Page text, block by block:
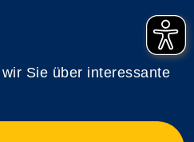
Sie über interessante